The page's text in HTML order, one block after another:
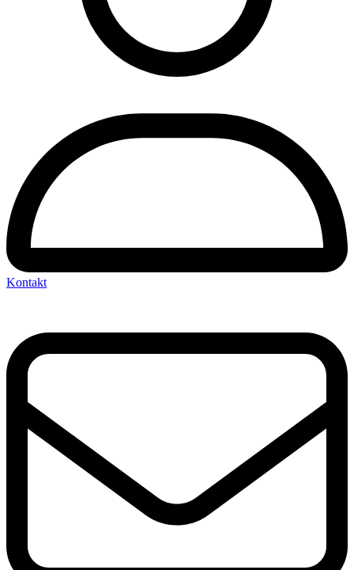
Kontakt